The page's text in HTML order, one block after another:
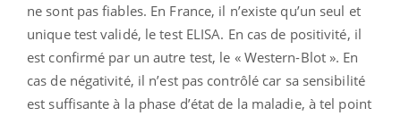
ne sont pas fiables. En France, il n’existe qu’un seul et
unique test validé, le test ELISA. En cas de positivité, il
est confirmé par un autre test, le « Western-Blot ». En
cas de négativité, il n’est pas contrôlé car sa sensibilité
est suffisante à la phase d’état de la maladie, à tel point